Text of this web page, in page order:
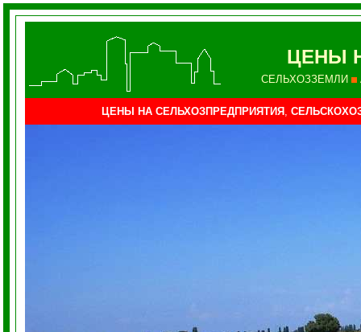
ЦЕНЫ
СЕЛЬХОЗЗЕМЛИ
ЦЕНЫ НА СЕЛЬХОЗПРЕДПРИЯТИЯ ,